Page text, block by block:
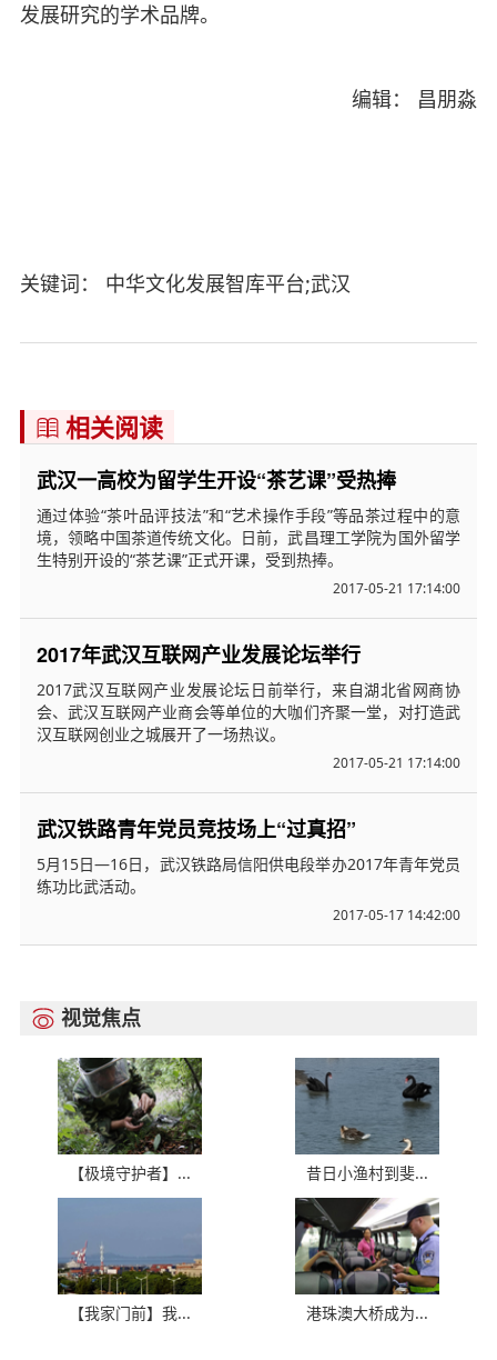
发展研究的学术品牌。
编辑： 昌朋淼
关键词： 中华文化发展智库平台;武汉
 相关阅读
武汉一高校为留学生开设“茶艺课”受热捧
通过体验“茶叶品评技法”和“艺术操作手段”等品茶过程中的意
境，领略中国茶道传统文化。日前，武昌理工学院为国外留学
生特别开设的“茶艺课”正式开课，受到热捧。
2017-05-21 17:14:00
2017年武汉互联网产业发展论坛举行
2017武汉互联网产业发展论坛日前举行，来自湖北省网商协
会、武汉互联网产业商会等单位的大咖们齐聚一堂，对打造武
汉互联网创业之城展开了一场热议。
2017-05-21 17:14:00
武汉铁路青年党员竞技场上“过真招”
5月15日—16日，武汉铁路局信阳供电段举办2017年青年党员
练功比武活动。
2017-05-17 14:42:00
 视觉焦点
【极境守护者】... 昔日小渔村到斐...
【我家门前】我... 港珠澳大桥成为...